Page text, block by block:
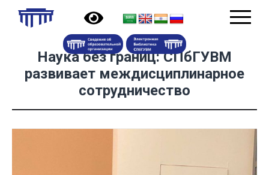
Наука без границ: СПбГУВМ
развивает междисциплинарное
сотрудничество